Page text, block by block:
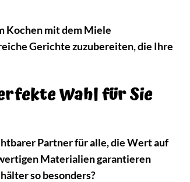
Kochen mit dem Miele
Gerichte zuzubereiten, die Ihre
Wahl für Sie
Partner für alle, die Wert auf
Materialien garantieren
so besonders?